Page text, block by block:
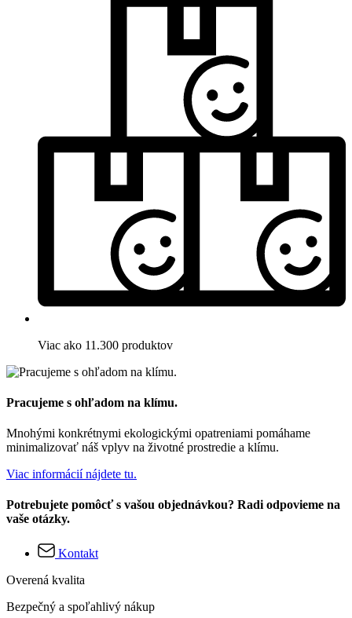
Viac ako 11.300 produktov
Pracujeme s ohľadom na klímu.
Mnohými konkrétnymi ekologickými opatreniami pomáhame
minimalizovať náš vplyv na životné prostredie a klímu.
Viac informácií nájdete tu.
Potrebujete pomôcť s vašou objednávkou? Radi odpovieme na
vaše otázky.
Kontakt
Overená kvalita
Bezpečný a spoľahlivý nákup